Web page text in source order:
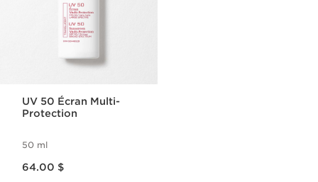
UV 50 Écran Multi-
Protection
50 ml
64.00 $